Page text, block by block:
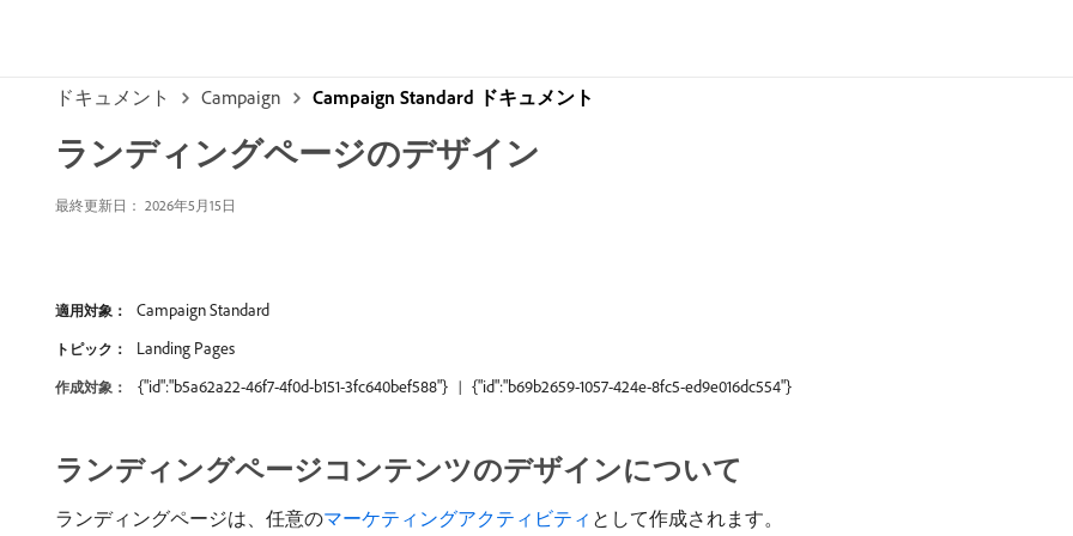
ドキュメント Campaign Campaign Standard ドキュメント
ランディングページのデザイン
最終更新日： 2026年5月15日
適用対象： Campaign Standard
トピック： Landing Pages
作成対象： {"id":"b5a62a22-46f7-4f0d-b151-3fc640bef588"} {"id":"b69b2659-1057-424e-8fc5-ed9e016dc554"}
ランディングページコンテンツのデザインについて
ランディングページは、任意のマーケティングアクティビティ として作成されます。